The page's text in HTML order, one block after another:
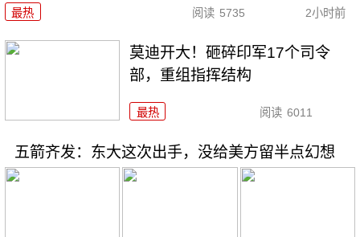
最热 阅读 5735 2小时前
莫迪开大！砸碎印军17个司令
部，重组指挥结构
最热 阅读 6011
五箭齐发：东大这次出手，没给美方留半点幻想